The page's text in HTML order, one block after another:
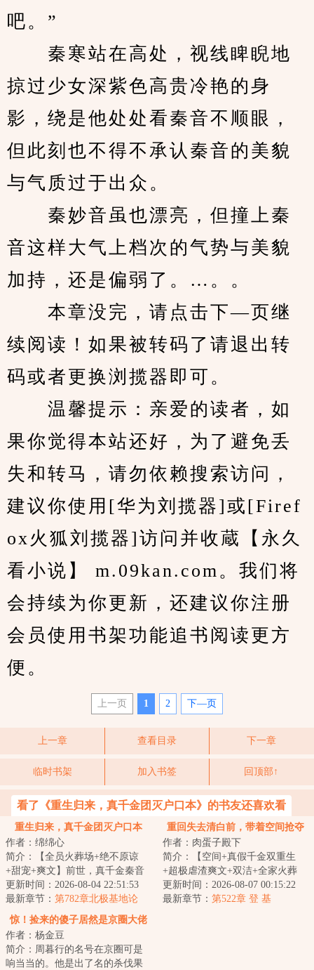
吧。”
秦寒站在高处，视线睥睨地
掠过少女深紫色高贵冷艳的身
影，绕是他处处看秦音不顺眼，
但此刻也不得不承认秦音的美貌
与气质过于出众。
秦妙音虽也漂亮，但撞上秦
音这样大气上档次的气势与美貌
加持，还是偏弱了。…。。
本章没完，请点击下—页继
续阅读！如果被转码了请退出转
码或者更换浏揽器即可。
温馨提示：亲爱的读者，如
果你觉得本站还好，为了避免丢
失和转马，请勿依赖搜索访问，
建议你使用[华为刘揽器]或[Firef
ox火狐刘揽器]访问并收蔵【永久
看小说】 m.09kan.com。我们将
会持续为你更新，还建议你注册
会员使用书架功能追书阅读更方
便。
上一页 1 2 下—页
上一章 查看目录 下一章
临时书架 加入书签 回顶部↑
看了《重生归来，真千金团灭户口本》的书友还喜欢看
重生归来，真千金团灭户口本
作者：绵绵心
简介：【全员火葬场+绝不原谅
+甜宠+爽文】前世，真千金秦音
认亲回家后拼命讨好付出，渴求
亲情，临死前全...
更新时间：2026-08-04 22:51:53
最新章节： 第782章北极基地论
坛，崔游安有个人密码
重回失去清白前，带着空间抢夺
江山
作者：肉蛋子殿下
简介：【空间+真假千金双重生
+超极虐渣爽文+双洁+全家火葬
场】&lt;br/&gt;【白切黑、貌美绝
伦贵女+禁欲、...
更新时间：2026-08-07 00:15:22
最新章节： 第522章 登 基
惊！捡来的傻子居然是京圈大佬
作者：杨金豆
简介：周暮行的名号在京圈可是
响当当的。他是出了名的杀伐果